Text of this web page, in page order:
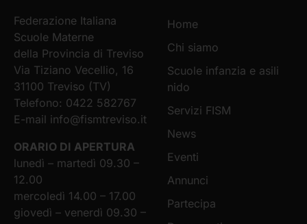
Federazione Italiana
Scuole Materne
della Provincia di Treviso
Via Tiziano Vecellio, 16
31100 Treviso (TV)
Telefono: 0422 582767
E-mail info@fismtreviso.it
ORARIO DI APERTURA
lunedì – martedì 09.30 –
12.00
mercoledì 14.00 – 17.00
giovedì – venerdì 09.30 –
Home
Chi siamo
Scuole infanzia e asili
nido
Servizi FISM
News
Eventi
Annunci
Partecipa